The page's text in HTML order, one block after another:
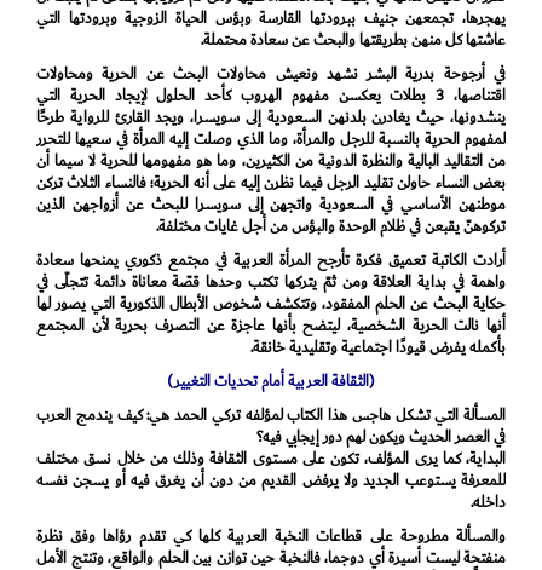
يهجرها، تجمعهن جنيف ببرودتها القارسة وبؤس الحياة الزوجية وبرودتها التي
عاشتها كل منهن بطريقتها والبحث عن سعادة محتملة.
في أرجوحة بدرية البشر نشهد ونعيش محاولات البحث عن الحرية ومحاولات
اقتناصها، 3 بطلات يعكسن مفهوم الهروب كأحد الحلول لإيجاد الحرية التي
ينشدونها، حيث يغادرن بلدنهن السعودية إلى سويسرا، ويجد القارئ للرواية طرحًا
لمفهوم الحرية بالنسبة للرجل والمرأة، وما الذي وصلت إليه المرأة في سعيها للتحرر
من التقاليد البالية والنظرة الدونية من الكثيرين، وما هو مفهومها للحرية لا سيما أن
بعض النساء حاولن تقليد الرجل فيما نظرن إليه على أنه الحرية؛ فالنساء الثلاث تركن
موطنهن الأساسي في السعودية واتجهن إلى سويسرا للبحث عن أزواجهن الذين
تركوهنّ يقبعن في ظلام الوحدة والبؤس من أجل غايات مختلفة.
أرادت الكاتبة تعميق فكرة تأرجح المرأة العربية في مجتمع ذكوري يمنحها سعادة
واهمة في بداية العلاقة ومن ثمّ يتركها تكتب وحدها قصّة معاناة دائمة تتجلّى في
حكاية البحث عن الحلم المفقود، وتتكشف شخوص الأبطال الذكورية التي يصور لها
أنها نالت الحرية الشخصية، ليتضح بأنها عاجزة عن التصرف بحرية لأن المجتمع
بأكمله يفرض قيودًا اجتماعية وتقليدية خانقة.
(الثقافة العربية أمام تحديات التغيير)
المسألة التي تشكل هاجس هذا الكتاب لمؤلفه تركي الحمد هي: كيف يندمج العرب
في العصر الحديث ويكون لهم دور إيجابي فيه؟
البداية، كما يرى المؤلف، تكون على مستوى الثقافة وذلك من خلال نسق مختلف
للمعرفة يستوعب الجديد ولا يرفض القديم من دون أن يغرق فيه أو يسجن نفسه
داخله.
والمسألة مطروحة على قطاعات النخبة العربية كلها كي تقدم رؤاها وفق نظرة
منفتحة ليست أسيرة أي دوجما، فالنخبة حين توازن بين الحلم والواقع، وتنتج الأمل